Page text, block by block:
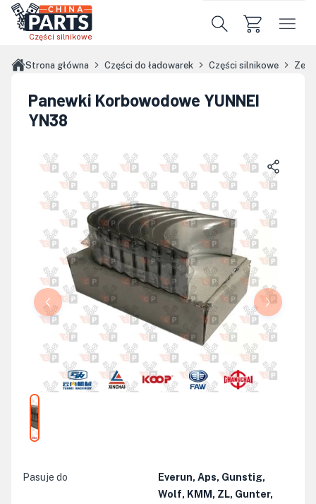
Przejdź do treści głównej
Części silnikowe
Strona główna Części do ładowarek Części silnikowe
Panewki Korbowodowe YUNNEI
YN38
Pasuje do
Everun, Aps, Gunstig,
Wolf, KMM, ZL, Gunter,